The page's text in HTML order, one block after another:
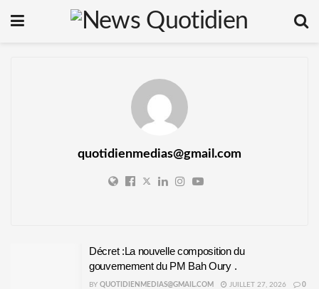
quotidienmedias@gmail.com
Décret :La nouvelle composition du
gouvernement du PM Bah Oury .
BY QUOTIDIENMEDIAS@GMAIL.COM JUILLET 27, 2026 0